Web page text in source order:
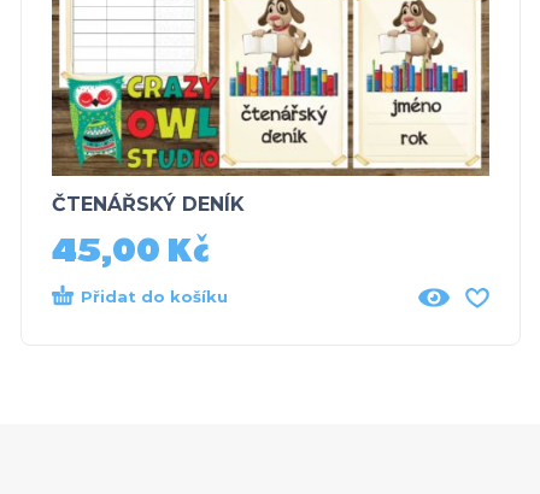
ČTENÁŘSKÝ DENÍK
45,00 Kč
Přidat do košíku